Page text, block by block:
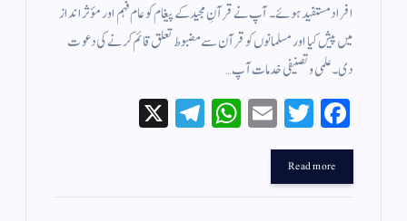
افراد مستفید ہوئے۔ آپ نے قرآنِ مجید کے پیغام کو عام فہم اور مؤثر انداز
میں پیش کیا اور مسلمانوں کو قرآن سے مضبوط تعلق قائم کرنے کی دعوت
دی۔ علمی و تصنیفی خدمات آپ…
Fa
ce
bo
ok
T
wi
r
E
m
W
ha
Te
le
Read more